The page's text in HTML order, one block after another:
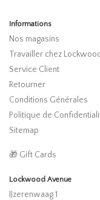
Informations
Nos magasins
Travailler chez
Service Client
Retourner
Conditions Générales
Politique de
Sitemap
🎁 Gift Cards
Lockwood Avenue
IJzerenwaag 1